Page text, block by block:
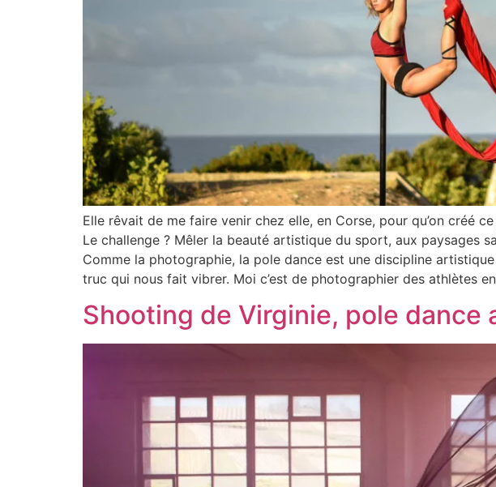
Elle rêvait de me faire venir chez elle, en Corse, pour qu’on créé
Le challenge ? Mêler la beauté artistique du sport, aux paysages
Comme la photographie, la pole dance est une discipline
truc qui nous fait vibrer. Moi c’est de photographier des athlètes
Shooting de Virginie, pole dance